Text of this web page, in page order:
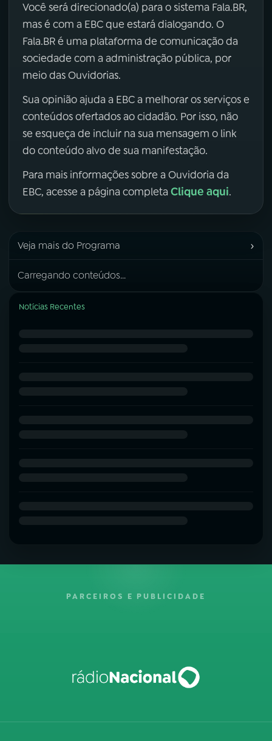
Você será direcionado(a) para o sistema Fala.BR,
mas é com a EBC que estará dialogando. O
Fala.BR é uma plataforma de comunicação da
sociedade com a administração pública, por
meio das Ouvidorias.
Sua opinião ajuda a EBC a melhorar os serviços e
conteúdos ofertados ao cidadão. Por isso, não
se esqueça de incluir na sua mensagem o link
do conteúdo alvo de sua manifestação.
Para mais informações sobre a Ouvidoria da
EBC, acesse a página completa Clique aqui.
Veja mais do Programa ›
Carregando conteúdos...
Notícias Recentes
PARCEIROS E PUBLICIDADE